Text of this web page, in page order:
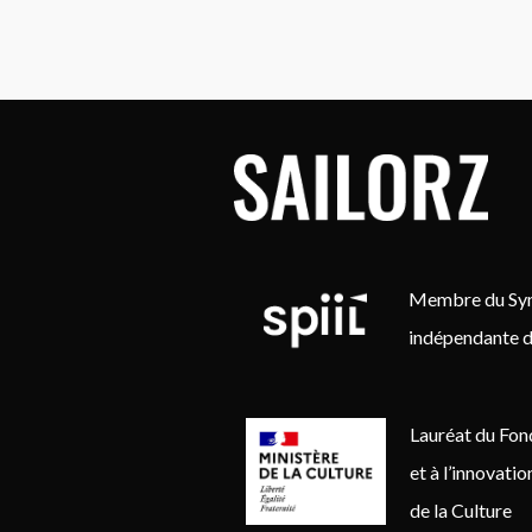
Membre du
indépendante
Lauréat du
et à
de la Culture